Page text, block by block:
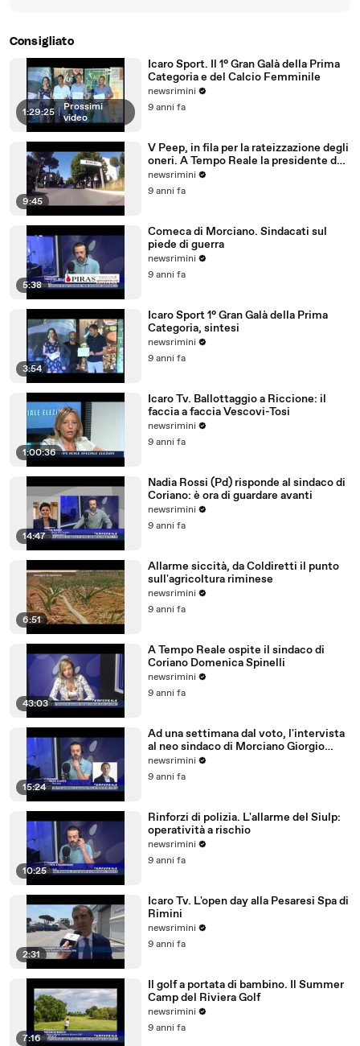
Consigliato
1:29:25 | Prossimi
video
Icaro Sport. Il 1° Gran Galà della Prima
Categoria e del Calcio Femminile
newsrimini
9 anni fa
9:45
V Peep, in fila per la rateizzazione degli
oneri. A Tempo Reale la presidente del
Comitato
newsrimini
9 anni fa
5:38
Comeca di Morciano. Sindacati sul
piede di guerra
newsrimini
9 anni fa
3:54
Icaro Sport 1° Gran Galà della Prima
Categoria, sintesi
newsrimini
9 anni fa
1:00:36
Icaro Tv. Ballottaggio a Riccione: il
faccia a faccia Vescovi-Tosi
newsrimini
9 anni fa
14:47
Nadia Rossi (Pd) risponde al sindaco di
Coriano: è ora di guardare avanti
newsrimini
9 anni fa
6:51
Allarme siccità, da Coldiretti il punto
sull'agricoltura riminese
newsrimini
9 anni fa
43:03
A Tempo Reale ospite il sindaco di
Coriano Domenica Spinelli
newsrimini
9 anni fa
15:24
Ad una settimana dal voto, l'intervista
al neo sindaco di Morciano Giorgio
Ciotti
newsrimini
9 anni fa
10:25
Rinforzi di polizia. L'allarme del Siulp:
operatività a rischio
newsrimini
9 anni fa
2:31
Icaro Tv. L'open day alla Pesaresi Spa di
Rimini
newsrimini
9 anni fa
7:16
Il golf a portata di bambino. Il Summer
Camp del Riviera Golf
newsrimini
9 anni fa